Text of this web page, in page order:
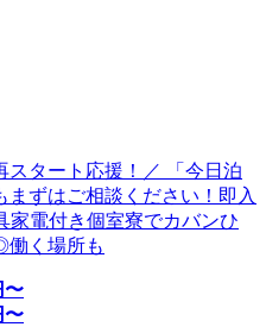
スタート応援！／ 「今日泊
ずはご相談ください！即入
電付き個室寮でカバンひ
働く場所も
〜
〜